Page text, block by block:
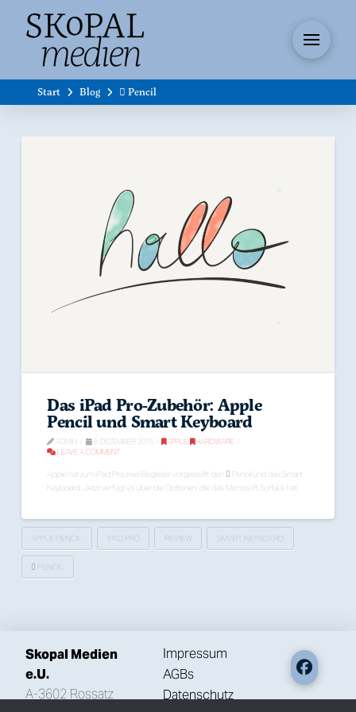
Start Blog  Pencil
Das iPad Pro-Zubehör: Apple
Pencil und Smart Keyboard
ADMIN 6. DEZEMBER 2015 APPLE ,
HARDWARE
LEAVE A COMMENT
Apple hat zum iPad Pro zwei Begleiter vorgestellt: den  Pencil und das Smart
Keyboard. Jetzt verfügt es über die Optionen, die das Microsoft Surface hat.
APPLE PENCIL IPAD PRO REVIEW SMART KEYBOARD
 PENCIL
Skopal Medien
e.U.
A-3602 Rossatz
Impressum
AGBs
Datenschutz